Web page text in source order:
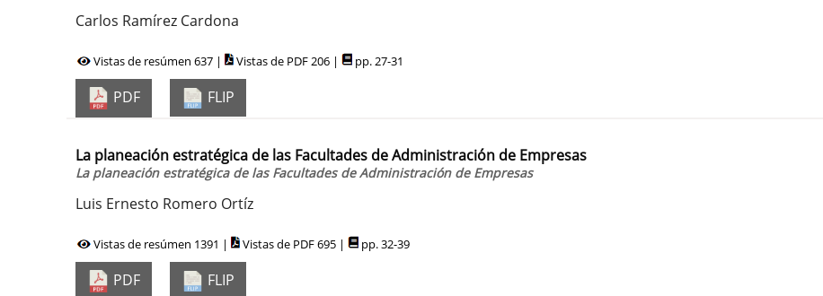
Carlos Ramírez Cardona
Vistas de resúmen 637 | Vistas de PDF 206 | pp. 27-31
PDF FLIP
La planeación estratégica de las Facultades de Administración de Empresas
La planeación estratégica de las Facultades de Administración de Empresas
Luis Ernesto Romero Ortíz
Vistas de resúmen 1391 | Vistas de PDF 695 | pp. 32-39
PDF FLIP